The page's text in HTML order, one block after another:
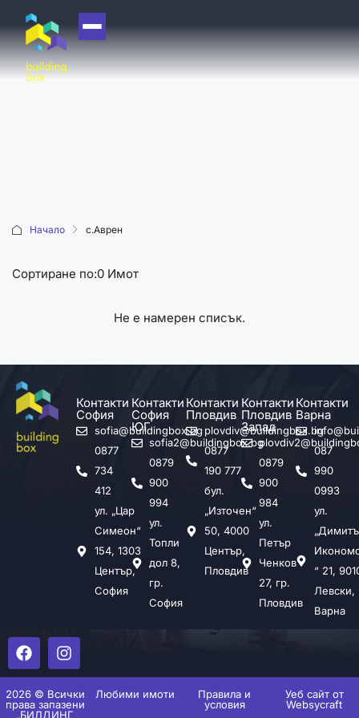
НАЧАЛО
КУПИ
ОТДАЙ
ВРЕМЕТО
Начало с.Аврен
0 Имот
Сортиране по:
Не е намерен списък.
Контакти
София
sofia@buildingbox.bg
0877
734
412
ул. „Цар
Симеон“
154, 1303
Център,
София
Контакти
София
ЮГ
sofia2@buildingbox.bg
0879
900
994
ул.
Топли
дол 8,
гр.
София
Контакти
Пловдив
plovdiv@buildingbox.bg
0877
190 777
бул.
„Източен“
50, 4000
Център,
Пловдив
Контакти
Пловдив
Запад
0879
900
984
ул.
Петър
Ченков
27, гр.
Пловдив
Контакти
Варна
087
990
0993
ул.
“ 21,
Левски,
Варна
2026 © Всички
права запазени
„БИЛДИНГ
Любими имоти
Правила и
условия
Уеб сайт от
Websycraft